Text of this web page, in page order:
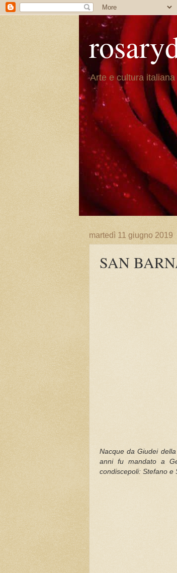
Arte e cultura italiana
martedì 11 giugno 2019
SAN
Nacque da Giudei
anni fu mandato a
condiscepoli: Stefano e